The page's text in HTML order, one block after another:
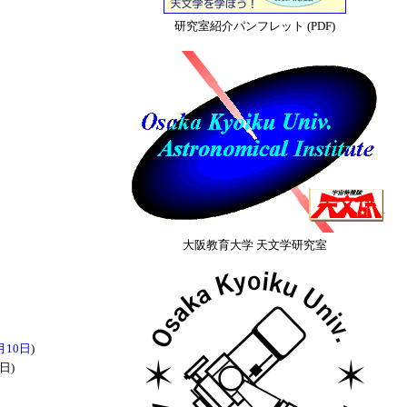
研究室紹介パンフレット (PDF)
大阪教育大学 天文学研究室
10日 )
)